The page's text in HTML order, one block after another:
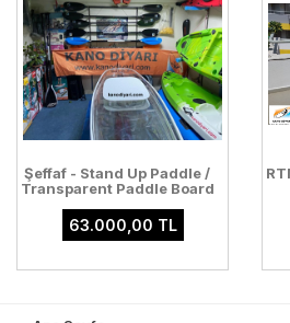
Şeffaf - Stand Up Paddle /
Transparent Paddle Board
63.000,00 TL